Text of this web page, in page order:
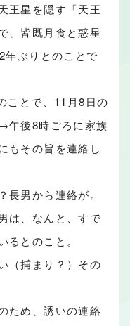
王星を隠す「天王
、皆既月食と惑星
年ぶりとのことで
ことで、11月8日の
午後8時ごろに家族
もその旨を連絡し
長男から連絡が。
は、なんと、すで
るとのこと。
（捕まり？）その
ため、誘いの連絡